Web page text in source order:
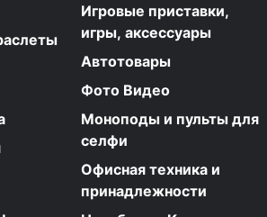
Игровые приставки,
игры, аксессуары
Автотовары
Фото Видео
Моноподы и пульты для
селфи
Офисная техника и
принадлежности